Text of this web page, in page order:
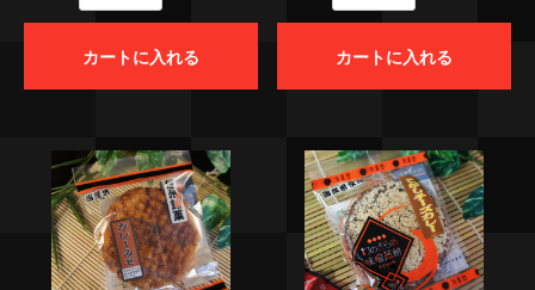
カートに入れる カートに入れる